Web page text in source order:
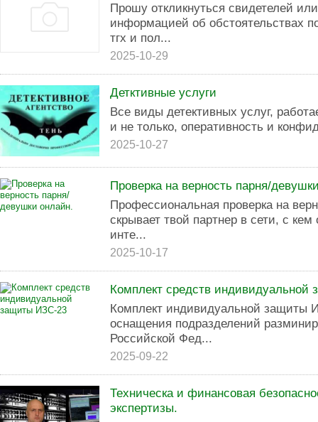
Прошу откликнуться свидетелей
информацией об обстоятельствах
тгх и пол...
2025-10-29
Детктивные услуги
Все виды детективных услуг,
и не только, оперативность и
2025-10-27
Проверка на верность парня/
Профессиональная проверка на
скрывает твой партнер в сети, с
инте...
2025-10-17
Комплект средств
Комплект индивидуальной защиты
оснащения подразделений
Российской Фед...
2025-09-22
Техническа и финансовая
экспертизы.